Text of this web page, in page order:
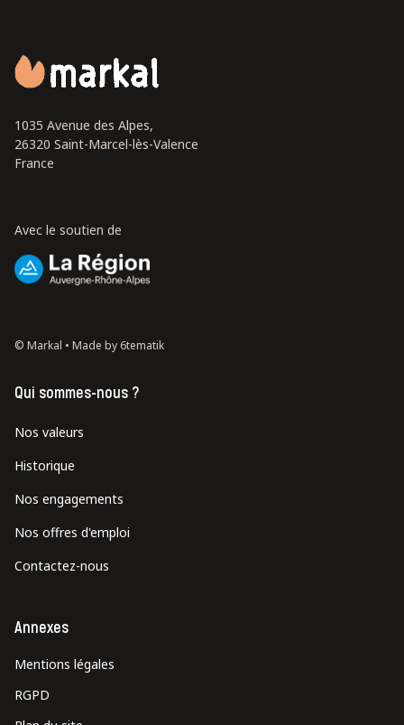
1035 Avenue des Alpes,
26320 Saint-Marcel-lès-Valence
France
Avec le soutien de
© Markal • Made by 6tematik
Qui sommes-nous ?
Nos valeurs
Historique
Nos engagements
Nos offres d'emploi
Contactez-nous
Annexes
Mentions légales
RGPD